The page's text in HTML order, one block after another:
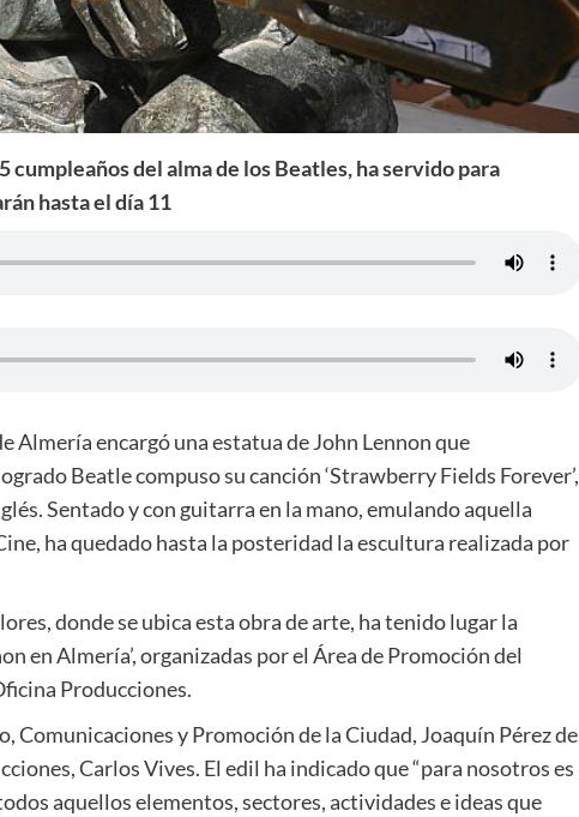
cumpleaños del alma de los Beatles, ha servido para
hasta el día 11
Almería encargó una estatua de John Lennon que
Beatle compuso su canción ‘Strawberry Fields Forever’,
Sentado y con guitarra en la mano, emulando aquella
ha quedado hasta la posteridad la escultura realizada por
donde se ubica esta obra de arte, ha tenido lugar la
en Almería’, organizadas por el Área de Promoción del
Producciones.
Comunicaciones y Promoción de la Ciudad, Joaquín Pérez de
Carlos Vives. El edil ha indicado que “para nosotros es
aquellos elementos, sectores, actividades e ideas que